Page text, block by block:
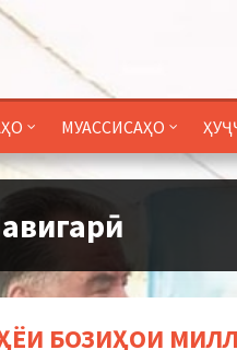
МУАССИСАҲО
БОЗИҲОИ